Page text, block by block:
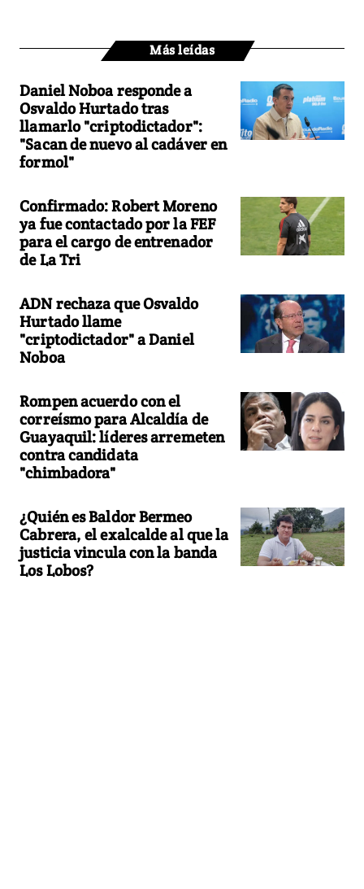
Más leídas
Daniel Noboa responde a
Osvaldo Hurtado tras
llamarlo "criptodictador":
"Sacan de nuevo al cadáver en
formol"
Confirmado: Robert Moreno
ya fue contactado por la FEF
para el cargo de entrenador
de La Tri
ADN rechaza que Osvaldo
Hurtado llame
"criptodictador" a Daniel
Noboa
Rompen acuerdo con el
correísmo para Alcaldía de
Guayaquil: líderes arremeten
contra candidata
"chimbadora"
¿Quién es Baldor Bermeo
Cabrera, el exalcalde al que la
justicia vincula con la banda
Los Lobos?